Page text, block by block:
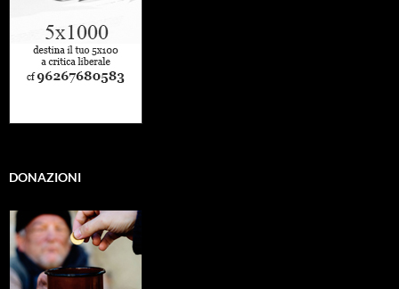
DONAZIONI